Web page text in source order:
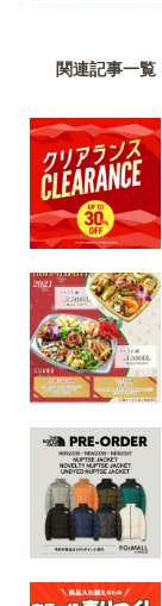
関連記事一覧